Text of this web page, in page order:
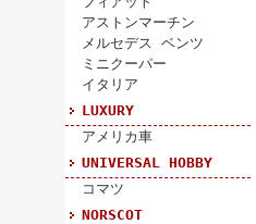
アストンマーチン
メルセデス ベンツ
ミニクーパー
イタリア
LUXURY
アメリカ車
UNIVERSAL HOBBY
コマツ
NORSCOT